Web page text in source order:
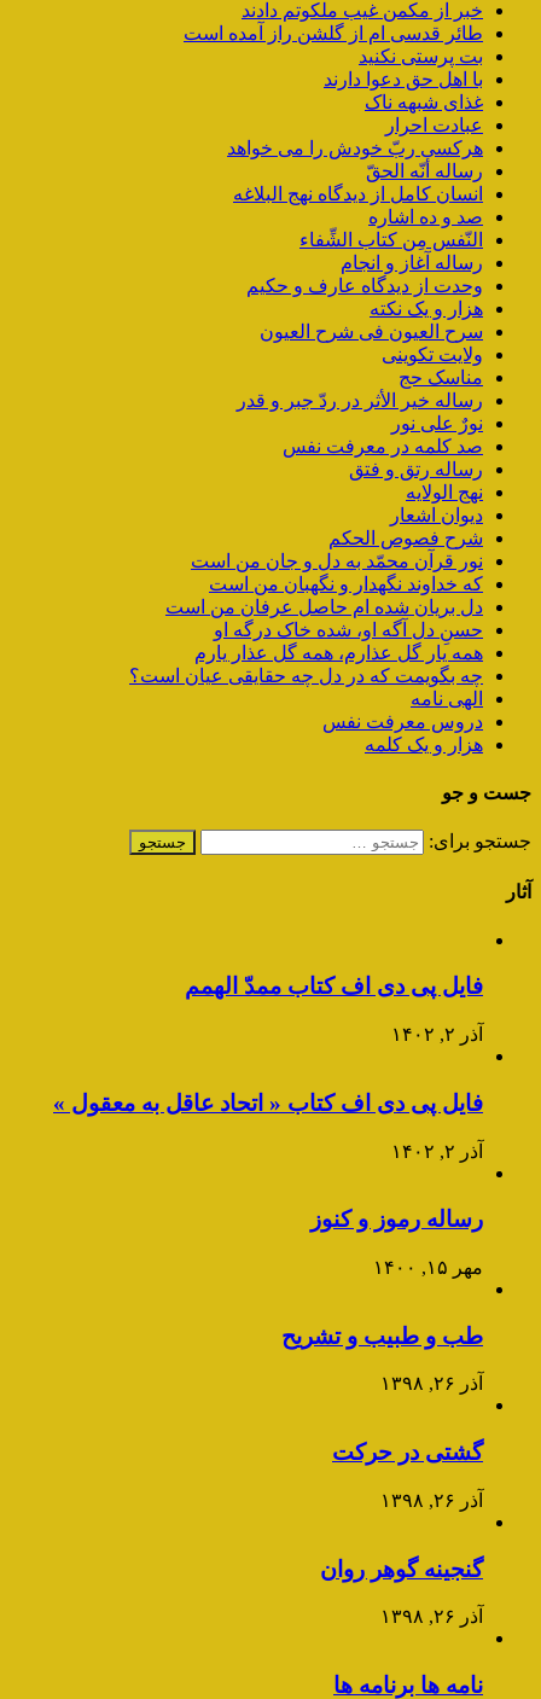
خبر از مکمن غیب ملکوتم دادند
طائر قدسی ام از گلشن راز آمده است
بت پرستی نکنید
با اهل حق دعوا دارند
غذای شبهه ناک
عبادت احرار
هرکسی ربّ خودش را می خواهد
رساله أنّه الحقّ
انسان کامل از دیدگاه نهج البلاغه
صد و ده اشاره
النّفس مِن کتاب الشِّفاء
رساله آغاز و انجام
وحدت از دیدگاه عارف و حکیم
هزار و یک نکته
سرح العیون فی شرح العیون
ولایت تکوینی
مناسک حج
رساله خیر الأثر در ردّ جبر و قدر
نورٌ علی نور
صد کلمه در معرفت نفس
رساله رتق و فتق
نهج الولایه
دیوان اشعار
شرح فصوص الحکم
نور قرآن محمّد به دل و جان من است
که خداوند نگهدار و نگهبان من است
دل بریان شده ام حاصل عرفان من است
حسنِ دل آگه او، شده خاک درگه او
همه یار گل عذارم، همه گل عذار یارم
چه بگویمت که در دل چه حقایقی عیان است؟
الهی نامه
دروس معرفت نفس
هزار و یک کلمه
جست و جو
جستجو برای:
آثار
فایل پی دی اف کتاب ممدّ الهمم
آذر ۲, ۱۴۰۲
فایل پی دی اف کتاب « اتحاد عاقل به معقول »
آذر ۲, ۱۴۰۲
رساله رموز و کنوز
مهر ۱۵, ۱۴۰۰
طب و طبیب و تشریح
آذر ۲۶, ۱۳۹۸
گشتی در حرکت
آذر ۲۶, ۱۳۹۸
گنجینه گوهر روان
آذر ۲۶, ۱۳۹۸
نامه ها برنامه ها